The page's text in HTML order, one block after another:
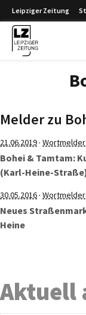
Leipziger Zeitung
Melder zu
21.06.2019· Wortmelder
Bohei & Tamtam:
(Karl-Heine-
30.05.2016· Wortmelder
Neues
Heine
Aktuell